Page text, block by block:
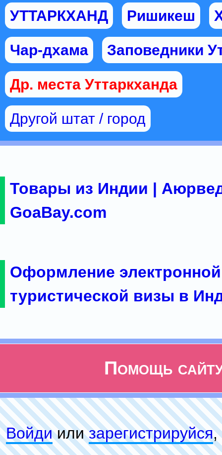
УТТАРКХАНД Ришикеш
Чар-дхама Заповедники
Др. места Уттаркханда
Другой штат / город
Товары из Индии |
GoaBay.com
Оформление электронной
туристической визы в
Помощь
Войдиилизарeгиcтpируйся,